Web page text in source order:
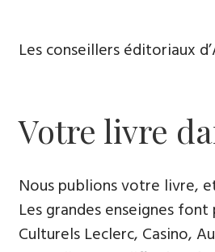
Les conseillers éditoriaux
Votre livre
Nous publions votre livre,
Les grandes enseignes
Culturels Leclerc, Casino,